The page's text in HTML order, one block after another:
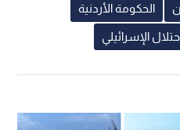
الحكومة الأردنية
الإسرائيلي